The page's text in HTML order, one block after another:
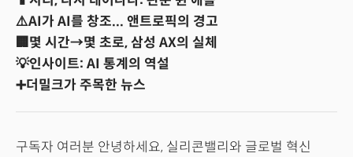
⚠️AI가 AI를 창조... 앤트로픽의 경고
🏢몇 시간→몇 초로, 삼성 AX의 실체
💡인사이트: AI 통계의 역설
➕더밀크가 주목한 뉴스
구독자 여러분 안녕하세요, 실리콘밸리와 글로벌 혁신